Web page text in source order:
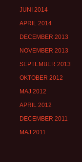
JUNI 2014
APRIL 2014
DECEMBER 2013
NOVEMBER 2013
SEPTEMBER 2013
OKTOBER 2012
MAJ 2012
APRIL 2012
DECEMBER 2011
MAJ 2011